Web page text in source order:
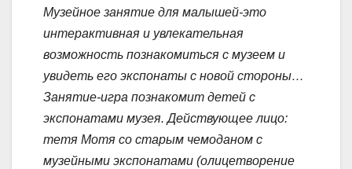
Музейное занятие для малышей-это
интерактивная и увлекательная
возможность познакомиться с музеем и
увидеть его экспонаты с новой стороны…
Занятие-игра познакомит детей с
экспонатами музея.Действующее лицо:
тетя Мотя со старым чемоданом с
музейными экспонатами (олицетворение